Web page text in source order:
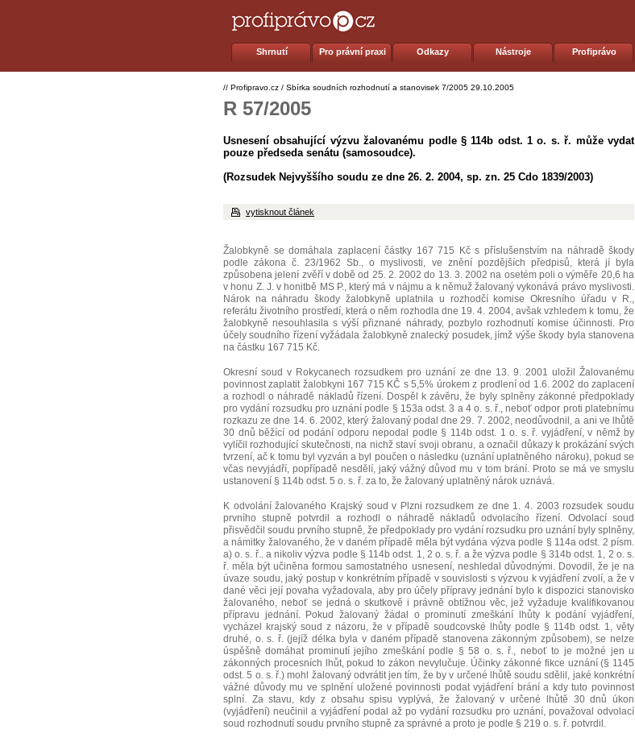
Shrnutí Pro právní praxi Odkazy Nástroje Profiprávo
// Profipravo.cz / Sbírka soudních rozhodnutí a stanovisek 7/2005 29.10.2005
R 57/2005
Usnesení obsahující výzvu žalovanému podle § 114b odst. 1 o. s. ř. může vydat
pouze předseda senátu (samosoudce).
(Rozsudek Nejvyššího soudu ze dne 26. 2. 2004, sp. zn. 25 Cdo 1839/2003)
vytisknout článek
Žalobkyně se domáhala zaplacení částky 167 715 Kč s příslušenstvím na náhradě škody
podle zákona č. 23/1962 Sb., o myslivosti, ve znění pozdějších předpisů, která jí byla
způsobena jelení zvěří v době od 25. 2. 2002 do 13. 3. 2002 na osetém poli o výměře 20,6 ha
v honu Z. J. v honitbě MS P., který má v nájmu a k němuž žalovaný vykonává právo myslivosti.
Nárok na náhradu škody žalobkyně uplatnila u rozhodčí komise Okresního úřadu v R.,
referátu životního prostředí, která o něm rozhodla dne 19. 4. 2004, avšak vzhledem k tomu, že
žalobkyně nesouhlasila s výší přiznané náhrady, pozbylo rozhodnutí komise účinnosti. Pro
účely soudního řízení vyžádala žalobkyně znalecký posudek, jímž výše škody byla stanovena
na částku 167 715 Kč.
Okresní soud v Rokycanech rozsudkem pro uznání ze dne 13. 9. 2001 uložil Žalovanému
povinnost zaplatit žalobkyni 167 715 KČ s 5,5% úrokem z prodlení od 1.6. 2002 do zaplacení
a rozhodl o náhradě nákladů řízení. Dospěl k závěru, že byly splněny zákonné předpoklady
pro vydání rozsudku pro uznání podle § 153a odst. 3 a 4 o. s. ř., neboť odpor proti platebnímu
rozkazu ze dne 14. 6. 2002, který žalovaný podal dne 29. 7. 2002, neodůvodnil, a ani ve lhůtě
30 dnů běžící od podání odporu nepodal podle § 114b odst. 1 o. s. ř. vyjádření, v němž by
vylíčil rozhodující skutečnosti, na nichž staví svoji obranu, a označil důkazy k prokázání svých
tvrzení, ač k tomu byl vyzván a byl poučen o následku (uznání uplatněného nároku), pokud se
včas nevyjádří, popřípadě nesdělí, jaký vážný důvod mu v tom brání. Proto se má ve smyslu
ustanovení § 114b odst. 5 o. s. ř. za to, že žalovaný uplatněný nárok uznává.
K odvolání žalovaného Krajský soud v Plzni rozsudkem ze dne 1. 4. 2003 rozsudek soudu
prvního stupně potvrdil a rozhodl o náhradě nákladů odvolacího řízení. Odvolací soud
přisvědčil soudu prvního stupně, že předpoklady pro vydání rozsudku pro uznání byly splněny,
a námitky žalovaného, že v daném případě měla být vydána výzva podle § 114a odst. 2 písm.
a) o. s. ř.. a nikoliv výzva podle § 114b odst. 1, 2 o. s. ř. a že výzva podle § 314b odst. 1, 2 o. s.
ř. měla být učiněna formou samostatného usnesení, neshledal důvodnými. Dovodil, že je na
úvaze soudu, jaký postup v konkrétním případě v souvislosti s výzvou k vyjádření zvolí, a že v
dané věci její povaha vyžadovala, aby pro účely přípravy jednání bylo k dispozici stanovisko
žalovaného, neboť se jedná o skutkově i právně obtížnou věc, jež vyžaduje kvalifikovanou
přípravu jednání. Pokud žalovaný žádal o prominutí zmeškání lhůty k podání vyjádření,
vycházel krajský soud z názoru, že v případě soudcovské lhůty podle § 114b odst. 1, věty
druhé, o. s. ř. (jejíž délka byla v daném případě stanovena zákonným způsobem), se nelze
úspěšně domáhat prominutí jejího zmeškání podle § 58 o. s. ř., neboť to je možné jen u
zákonných procesních lhůt, pokud to zákon nevylučuje. Účinky zákonné fikce uznání (§ 1145
odst. 5 o. s. ř.) mohl žalovaný odvrátit jen tím, že by v určené lhůtě soudu sdělil, jaké konkrétní
vážné důvody mu ve splnění uložené povinnosti podat vyjádření brání a kdy tuto povinnost
splní. Za stavu, kdy z obsahu spisu vyplývá, že žalovaný v určené lhůtě 30 dnů úkon
(vyjádření) neučinil a vyjádření podal až po vydání rozsudku pro uznání, považoval odvolací
soud rozhodnutí soudu prvního stupně za správné a proto je podle § 219 o. s. ř. potvrdil.